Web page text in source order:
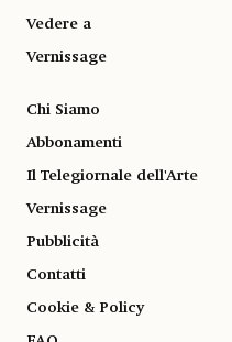
Vedere a
Vernissage
Chi Siamo
Abbonamenti
Il Telegiornale dell'Arte
Vernissage
Pubblicità
Contatti
Cookie & Policy